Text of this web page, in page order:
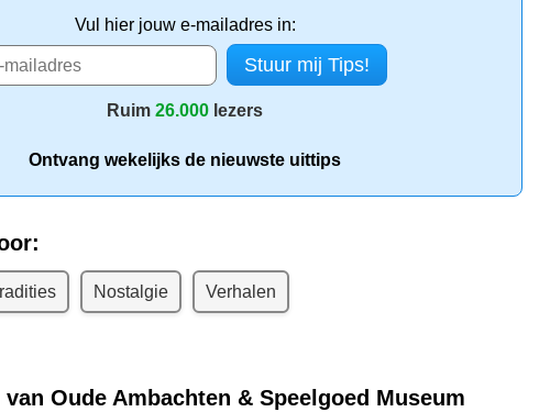
Vul hier jouw e-mailadres in:
Ruim 26.000 lezers
Ontvang wekelijks de nieuwste uittips
Nostalgie Verhalen
Oude Ambachten & Speelgoed Museum